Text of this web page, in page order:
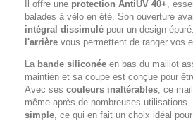
Il offre une protection AntiUV 40+,
balades à vélo en été. Son ouverture
intégral dissimulé pour un design épuré.
l'arrière vous permettent de ranger vos
La bande siliconée en bas du maillot
maintien et sa coupe est conçue pour
Avec ses couleurs inaltérables, ce
même après de nombreuses utilisations.
simple, ce qui en fait un choix idéal